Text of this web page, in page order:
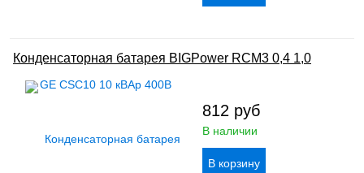
Конденсаторная батарея BIGPower RCM3 0,4 1,0
812 руб
В наличии